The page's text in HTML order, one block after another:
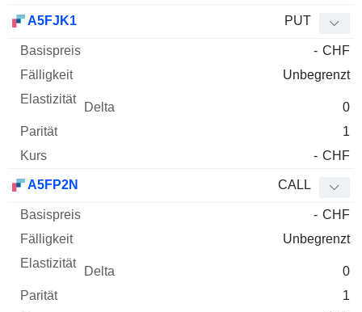
A5FJK1 PUT
- CHF
Unbegrenzt
0
1
- CHF
A5FP2N CALL
- CHF
Unbegrenzt
0
1